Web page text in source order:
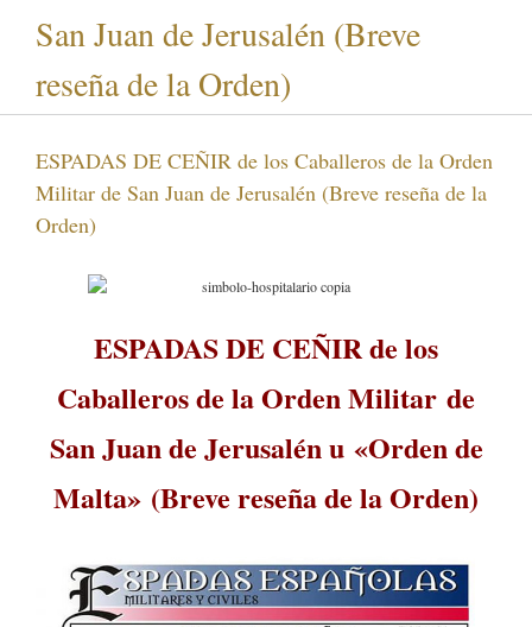
San Juan de Jerusalén (Breve
reseña de la Orden)
ESPADAS DE CEÑIR de los Caballeros de la Orden
Militar de San Juan de Jerusalén (Breve reseña de la
Orden)
ESPADAS DE CEÑIR de los
Caballeros de la Orden Militar de
San Juan de Jerusalén u «Orden de
Malta» (Breve reseña de la Orden)